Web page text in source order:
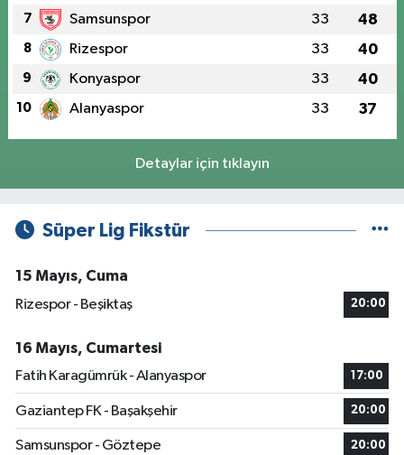
7 Samsunspor 33 48
8 Rizespor 33 40
9 Konyaspor 33 40
10 Alanyaspor 33 37
Detaylar için tıklayın
Süper Lig Fikstür
15 Mayıs, Cuma
Rizespor - Beşiktaş
20:00
16 Mayıs, Cumartesi
Fatih Karagümrük - Alanyaspor
17:00
Gaziantep FK - Başakşehir 20:00
Samsunspor - Göztepe 20:00